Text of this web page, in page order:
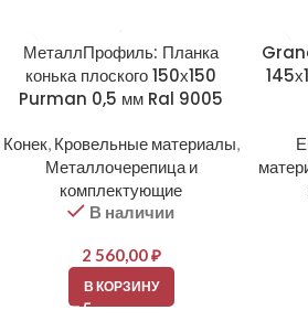
МеталлПрофиль: Планка
конька плоского 150х150
Purman 0,5 мм Ral 9005
Конек, Кровельные материалы,
Металлочерепица и
комплектующие
В наличии
2 560,00₽
В КОРЗИНУ